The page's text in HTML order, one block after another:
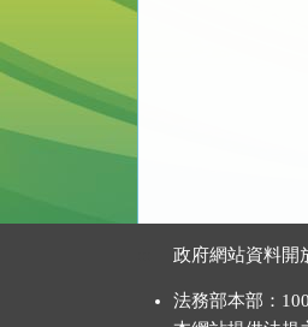
政府網站資料開
法務部本部：